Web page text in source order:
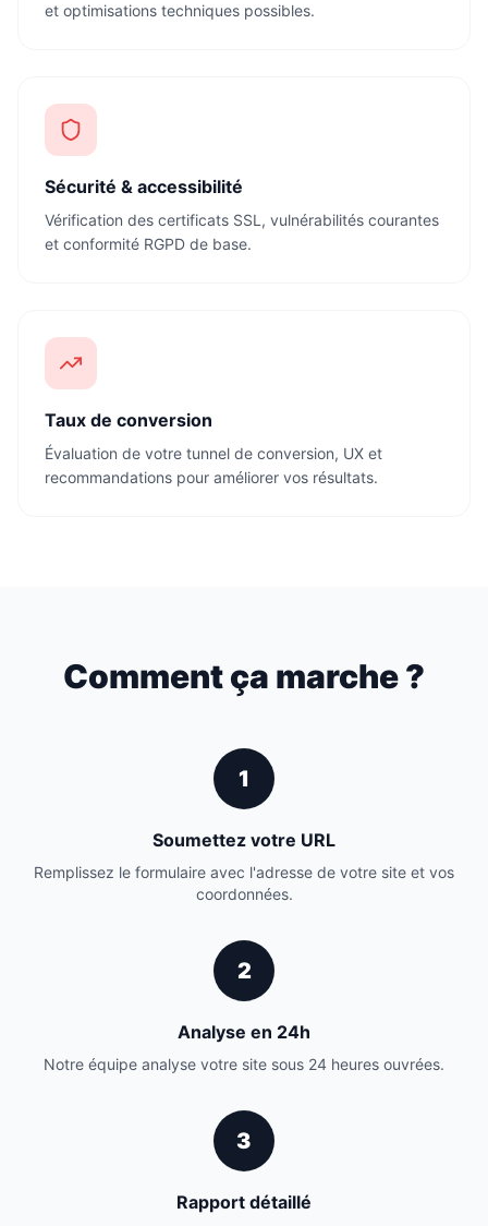
et optimisations techniques possibles.
Sécurité & accessibilité
Vérification des certificats SSL, vulnérabilités courantes
et conformité RGPD de base.
Taux de conversion
Évaluation de votre tunnel de conversion, UX et
recommandations pour améliorer vos résultats.
Comment ça marche ?
1
Soumettez votre URL
Remplissez le formulaire avec l'adresse de votre site et vos
coordonnées.
2
Analyse en 24h
Notre équipe analyse votre site sous 24 heures ouvrées.
3
Rapport détaillé